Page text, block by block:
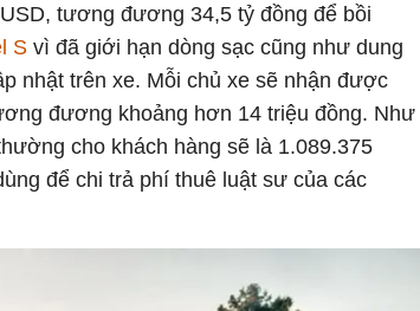
tương đương 34,5 tỷ đồng để bồi
S vì đã giới hạn dòng sạc cũng như dung
nhật trên xe. Mỗi chủ xe sẽ nhận được
đương khoảng hơn 14 triệu đồng. Như
cho khách hàng sẽ là 1.089.375
để chi trả phí thuê luật sư của các